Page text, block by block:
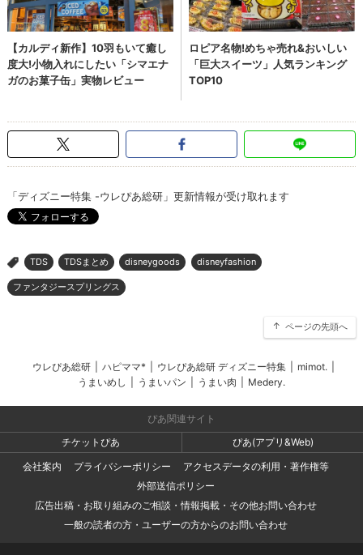
「ディズニー特集 -ウレぴあ総研」更新情報が受け取れます
> TDS TDSまとめ disneygoods disneyfashion
ファンタジースプリングス
ページの先頭へ
ウレぴあ総研 ハピママ* ウレぴあ総研 ディズニー特集 mimot.
うまいめし
うまいパン うまい肉 Medery.
ぴあ関連サイト
チケットぴあ
ぴあ(アプリ&Web)
会社案内
プライバシーポリシー
アクセスデータの利用・著作権等
外部送信ポリシー
広告出稿・お取り組みのご相談・情報掲載・その他お問い合わせ
一般の読者の方・ユーザーの方からのお問い合わせ